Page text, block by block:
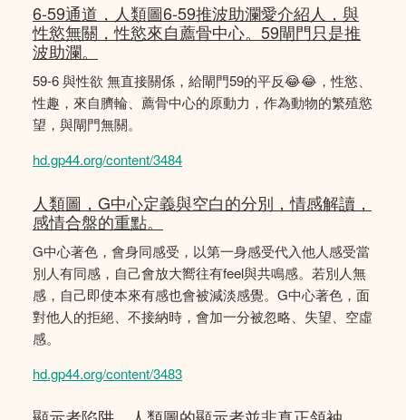
6-59通道，人類圖6-59推波助瀾愛介紹人，與
性慾無關，性慾來自薦骨中心。59閘門只是推
波助瀾。
59-6 與性欲 無直接關係，給閘門59的平反😂😂，性慾、
性趣，來自臍輪、薦骨中心的原動力，作為動物的繁殖慾
望，與閘門無關。
hd.gp44.org/content/3484
人類圖，G中心定義與空白的分別，情感解讀，
感情合盤的重點。
G中心著色，會身同感受，以第一身感受代入他人感受當
別人有同感，自己會放大嚮往有feel與共鳴感。若別人無
感，自己即使本來有感也會被減淡感覺。G中心著色，面
對他人的拒絕、不接納時，會加一分被忽略、失望、空虛
感。
hd.gp44.org/content/3483